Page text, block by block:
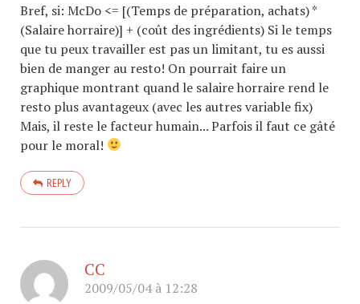
Bref, si: McDo <= [(Temps de préparation, achats) *
(Salaire horraire)] + (coût des ingrédients) Si le temps
que tu peux travailler est pas un limitant, tu es aussi
bien de manger au resto! On pourrait faire un
graphique montrant quand le salaire horraire rend le
resto plus avantageux (avec les autres variable fix)
Mais, il reste le facteur humain... Parfois il faut ce gâté
pour le moral!
REPLY
CC
2009/05/04 à 12:28